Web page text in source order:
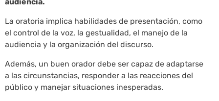
audiencia.
La oratoria implica habilidades de presentación, como
el control de la voz, la gestualidad, el manejo de la
audiencia y la organización del discurso.
Además, un buen orador debe ser capaz de adaptarse
a las circunstancias, responder a las reacciones del
público y manejar situaciones inesperadas.